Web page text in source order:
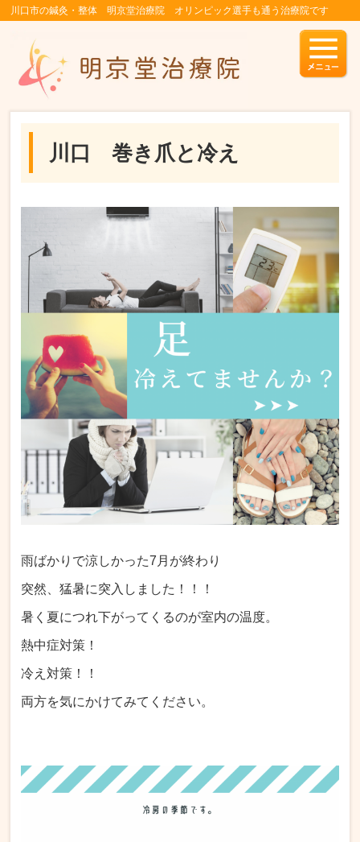
川口市の鍼灸・整体 明京堂治療院 オリンピック選手も通う治療院です
川口 巻き爪と冷え
雨ばかりで涼しかった7月が終わり
突然、猛暑に突入しました！！！
暑く夏につれ下がってくるのが室内の温度。
熱中症対策！
冷え対策！！
両方を気にかけてみてください。